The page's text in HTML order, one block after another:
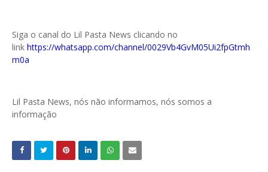
Siga o canal do Lil Pasta News clicando no
link https://whatsapp.com/channel/0029Vb4GvM05Ui2fpGtmh
m0a
Lil Pasta News, nós não informamos, nós somos a
informação